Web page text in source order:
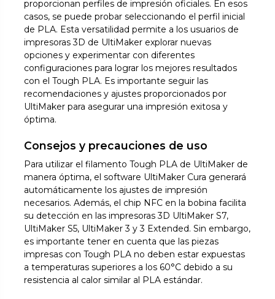
proporcionan perfiles de impresión oficiales. En esos
casos, se puede probar seleccionando el perfil inicial
de PLA. Esta versatilidad permite a los usuarios de
impresoras 3D de UltiMaker explorar nuevas
opciones y experimentar con diferentes
configuraciones para lograr los mejores resultados
con el Tough PLA. Es importante seguir las
recomendaciones y ajustes proporcionados por
UltiMaker para asegurar una impresión exitosa y
óptima.
Consejos y precauciones de uso
Para utilizar el filamento Tough PLA de UltiMaker de
manera óptima, el software UltiMaker Cura generará
automáticamente los ajustes de impresión
necesarios. Además, el chip NFC en la bobina facilita
su detección en las impresoras 3D UltiMaker S7,
UltiMaker S5, UltiMaker 3 y 3 Extended. Sin embargo,
es importante tener en cuenta que las piezas
impresas con Tough PLA no deben estar expuestas
a temperaturas superiores a los 60°C debido a su
resistencia al calor similar al PLA estándar.